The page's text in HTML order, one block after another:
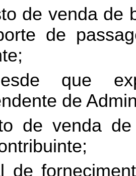
de venda de
de
que
de
de venda de
de